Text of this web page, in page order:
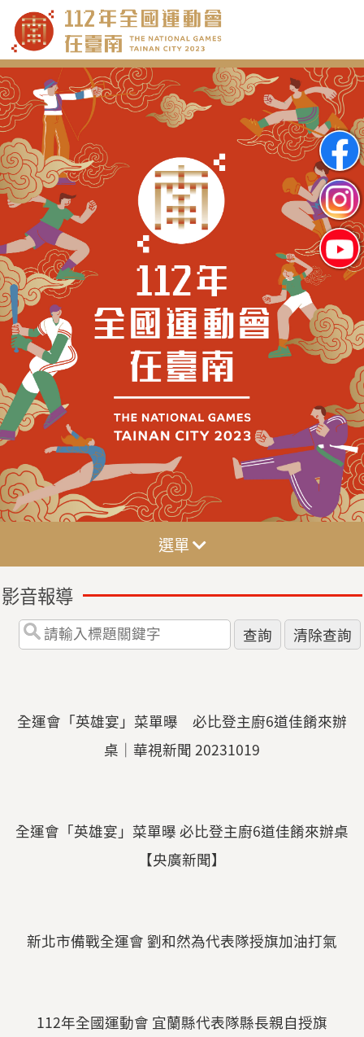
要
內
容
選單
影音報導
全運會「英雄宴」菜單曝 必比登主廚6道佳餚來辦
桌｜華視新聞 20231019
全運會「英雄宴」菜單曝 必比登主廚6道佳餚來辦桌
【央廣新聞】
新北市備戰全運會 劉和然為代表隊授旗加油打氣
112年全國運動會 宜蘭縣代表隊縣長親自授旗